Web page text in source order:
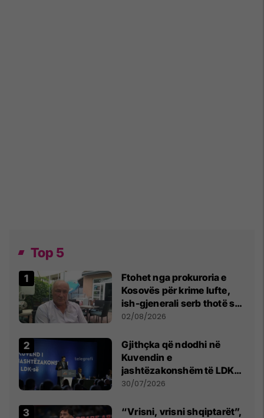
Top 5
Ftohet nga prokuroria e
Kosovës për krime lufte,
ish-gjenerali serb thotë se
dikush e tradhtoi në
02/08/2026
Gjithçka që ndodhi në
Kuvendin e
jashtëzakonshëm të LDK-
së
30/07/2026
“Vrisni, vrisni shqiptarët”,